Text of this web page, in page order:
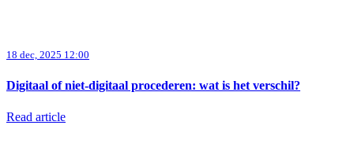
18 dec, 2025 12:00
Digitaal of niet-digitaal procederen: wat is het verschil?
Read article